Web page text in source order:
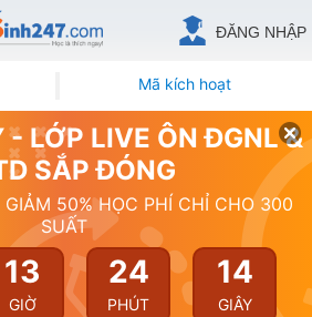
ĐĂNG NHẬP
Mã kích hoạt
- LỚP LIVE ÔN ĐGNL &
SẮP ĐÓNG
50% HỌC PHÍ CHỈ CHO 300
SUẤT
13
GIỜ
24
PHÚT
14
GIÂY